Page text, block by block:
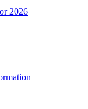
2026